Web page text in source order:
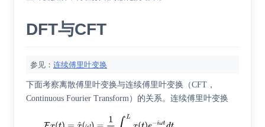
DFT与CFT
参见： 连续傅里叶变换
下面考察离散傅里叶变换与连续傅里叶变换（CFT，
Continuous Fourier Transform）的关系。连续傅里叶变换